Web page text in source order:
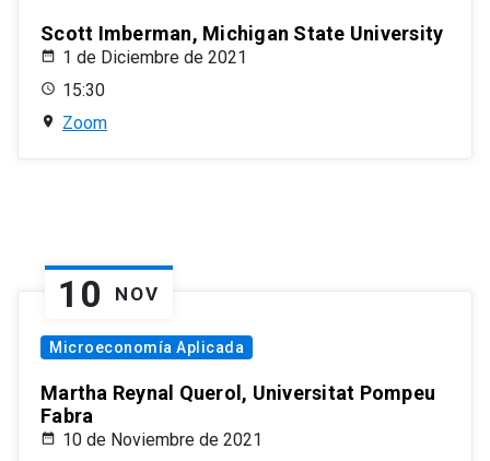
Scott Imberman, Michigan State University
1 de Diciembre de 2021
15:30
Zoom
10 NOV
Microeconomía Aplicada
Martha Reynal Querol, Universitat Pompeu
Fabra
10 de Noviembre de 2021